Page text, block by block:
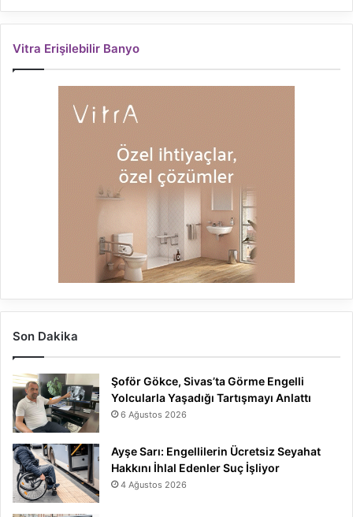
Vitra Erişilebilir Banyo
Son Dakika
Şoför Gökce, Sivas’ta Görme Engelli
Yolcularla Yaşadığı Tartışmayı Anlattı
6 Ağustos 2026
Ayşe Sarı: Engellilerin Ücretsiz Seyahat
Hakkını İhlal Edenler Suç İşliyor
4 Ağustos 2026